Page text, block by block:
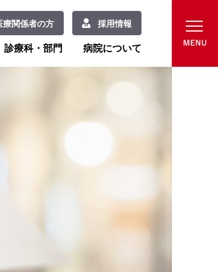
療関係者の方 採用情報
診療科・部門 病院について